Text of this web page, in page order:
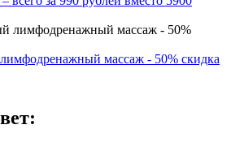
массаж - 50% скидка